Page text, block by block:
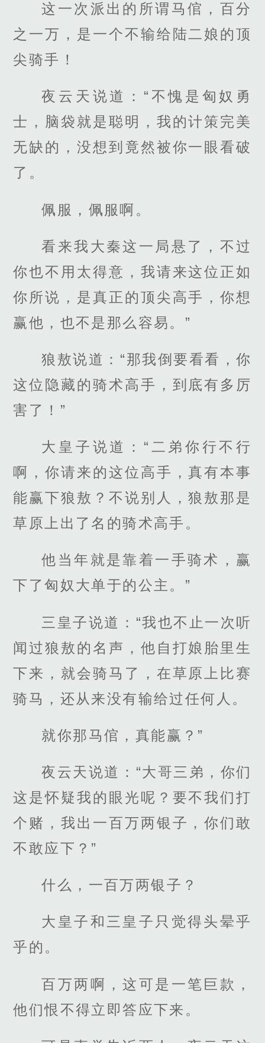
这一次派出的所谓马倌，百分
之一万，是一个不输给陆二娘的顶
尖骑手！
夜云天说道：“不愧是匈奴勇
士，脑袋就是聪明，我的计策完美
无缺的，没想到竟然被你一眼看破
了。
佩服，佩服啊。
看来我大秦这一局悬了，不过
你也不用太得意，我请来这位正如
你所说，是真正的顶尖高手，你想
赢他，也不是那么容易。”
狼敖说道：“那我倒要看看，你
这位隐藏的骑术高手，到底有多厉
害了！”
大皇子说道：“二弟你行不行
啊，你请来的这位高手，真有本事
能赢下狼敖？不说别人，狼敖那是
草原上出了名的骑术高手。
他当年就是靠着一手骑术，赢
下了匈奴大单于的公主。”
三皇子说道：“我也不止一次听
闻过狼敖的名声，他自打娘胎里生
下来，就会骑马了，在草原上比赛
骑马，还从来没有输给过任何人。
就你那马倌，真能赢？”
夜云天说道：“大哥三弟，你们
这是怀疑我的眼光呢？要不我们打
个赌，我出一百万两银子，你们敢
不敢应下？”
什么，一百万两银子？
大皇子和三皇子只觉得头晕乎
乎的。
百万两啊，这可是一笔巨款，
他们恨不得立即答应下来。